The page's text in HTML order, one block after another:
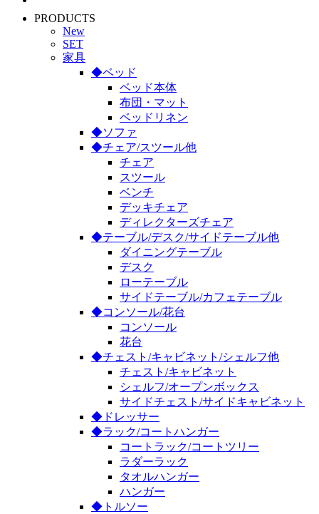
PRODUCTS
New
SET
家具
◆ベッド
ベッド本体
布団・マット
ベッドリネン
◆ソファ
◆チェア/スツール他
チェア
スツール
ベンチ
デッキチェア
ディレクターズチェア
◆テーブル/デスク/サイドテーブル他
ダイニングテーブル
デスク
ローテーブル
サイドテーブル/カフェテーブル
◆コンソール/花台
コンソール
花台
◆チェスト/キャビネット/シェルフ他
チェスト/キャビネット
シェルフ/オープンボックス
サイドチェスト/サイドキャビネット
◆ドレッサー
◆ラック/コートハンガー
コートラック/コートツリー
ラダーラック
タオルハンガー
ハンガー
◆トルソー